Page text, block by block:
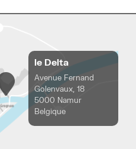
le Delta
Avenue Fernand
Golenvaux, 18
5000 Namur
Belgique